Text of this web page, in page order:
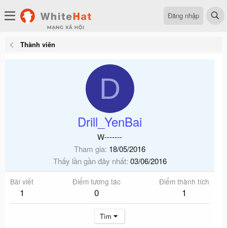
Đăng nhập
Thành viên
D
Drill_YenBai
W-------
Tham gia 18/05/2016
Thấy lần gần đây nhất 03/06/2016
Bài viết
1
Điểm tương tác
0
Điểm thành tích
1
Tìm